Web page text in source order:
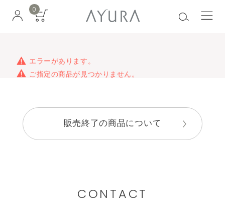
0
エラーがあります。
ご指定の商品が見つかりません。
販売終了の商品について
CONTACT